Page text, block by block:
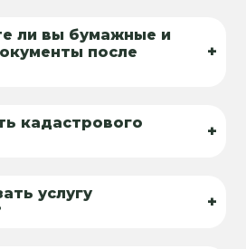
ли вы бумажные и
после
+
кадастрового
+
услугу
+